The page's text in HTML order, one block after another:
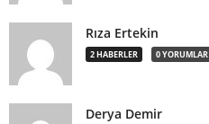
Rıza Ertekin
2 HABERLER 0 YORUMLAR
Derya Demir